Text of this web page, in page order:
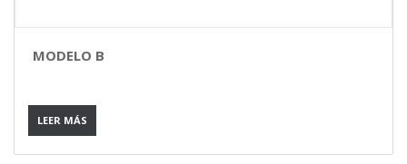
MODELO B
LEER MÁS